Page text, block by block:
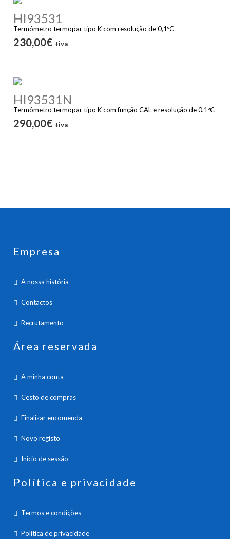
HI93531
Termómetro termopar tipo K com resolução de 0,1ºC
230,00€ +iva
HI93531N
Termómetro termopar tipo K com função CAL e resolução de 0,1ºC
290,00€ +iva
Empresa
A nossa história
Contactos
Recrutamento
Área reservada
A minha conta
Cesto de compras
Finalizar encomenda
Novo registo
Inicio de sessão
Política e privacidade
Termos e condições
Política de privacidade